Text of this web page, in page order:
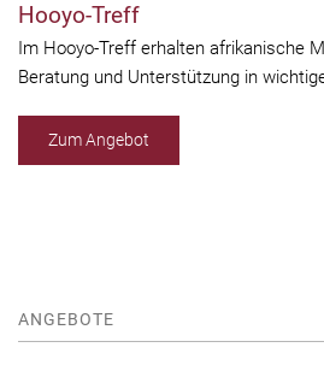
ANGEBOTE
Hooyo-Treff
Im Hooyo-Treff erhalten afrikanische
Beratung und Unterstützung in
Zum Angebot